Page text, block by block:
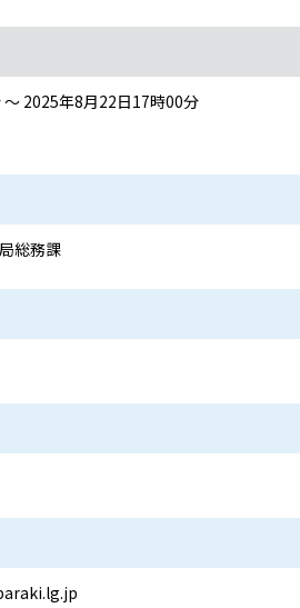
2025年8月22日17時00分
総務課